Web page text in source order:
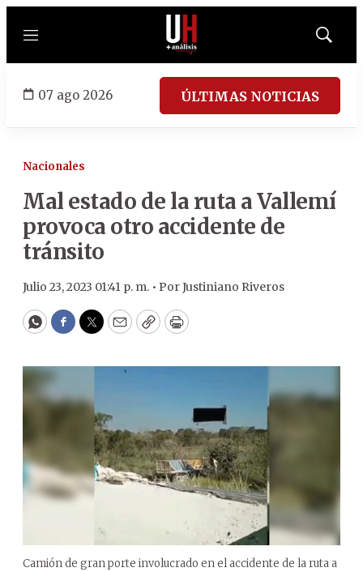
Menú
Mostrar
07 ago 2026 ÚLTIMAS NOTICIAS
Nacionales
Mal estado de la ruta a Vallemí
provoca otro accidente de
tránsito
Julio 23, 2023 01:41 p. m. • PorJustiniano Riveros
WhatsApp
Facebook
Twitter
EmailCopyPrint
Camión de gran porte involucrado en el accidente de la ruta a